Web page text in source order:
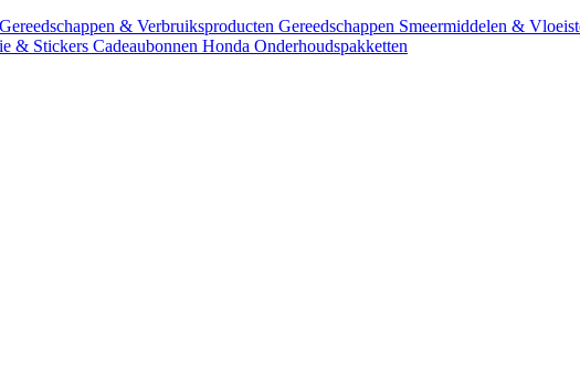
Gereedschappen & Verbruiksproducten Gereedschappen Smeermiddelen &
& Stickers Cadeaubonnen Honda Onderhoudspakketten